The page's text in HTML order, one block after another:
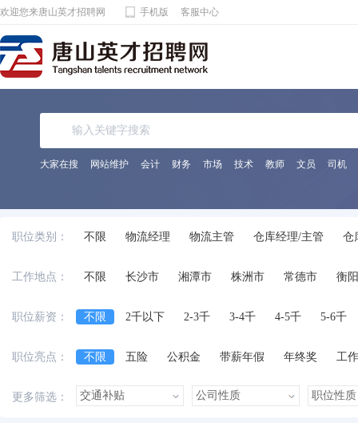
欢迎您来唐山英才招聘网 手机版 客服中心
大家在搜 网站维护 会计 财务 市场 技术 教师 文员 司机
职位类别： 不限 物流经理 物流主管 仓库经理/主管
仓
工作地点：
不限 长沙市 湘潭市 株洲市 常德市 衡
职位薪资： 不限 2千以下 2-3千 3-4千 4-5千 5-6千
职位亮点： 不限 五险 公积金 带薪年假 年终奖
工
更多筛选：